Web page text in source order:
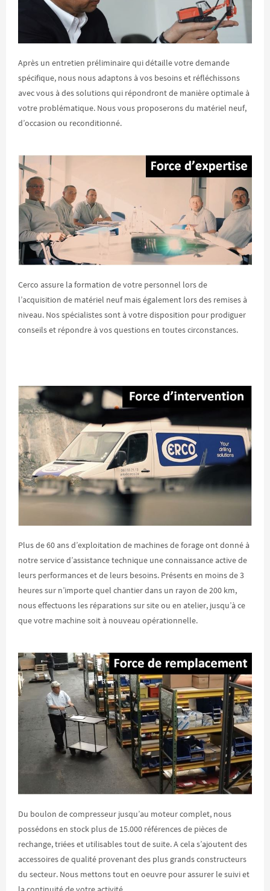
Après un entretien préliminaire qui détaille votre demande
spécifique, nous nous adaptons à vos besoins et réfléchissons
avec vous à des solutions qui répondront de manière optimale à
votre problématique. Nous vous proposerons du matériel neuf,
d’occasion ou reconditionné.
Cerco assure la formation de votre personnel lors de
l’acquisition de matériel neuf mais également lors des remises à
niveau. Nos spécialistes sont à votre disposition pour prodiguer
conseils et répondre à vos questions en toutes circonstances.
Plus de 60 ans d’exploitation de machines de forage ont donné à
notre service d’assistance technique une connaissance active de
leurs performances et de leurs besoins. Présents en moins de 3
heures sur n’importe quel chantier dans un rayon de 200 km,
nous effectuons les réparations sur site ou en atelier, jusqu’à ce
que votre machine soit à nouveau opérationnelle.
Du boulon de compresseur jusqu’au moteur complet, nous
possédons en stock plus de 15.000 références de pièces de
rechange, triées et utilisables tout de suite. A cela s’ajoutent des
accessoires de qualité provenant des plus grands constructeurs
du secteur. Nous mettons tout en oeuvre pour assurer le suivi et